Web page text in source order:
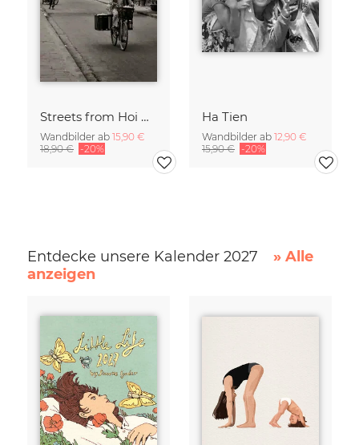
Streets from Hoi An
Wandbilder ab 15,90 €
18,90 € -20%
Ha Tien
Wandbilder ab 12,90 €
15,90 € -20%
Entdecke unsere Kalender 2027
» Alle
anzeigen